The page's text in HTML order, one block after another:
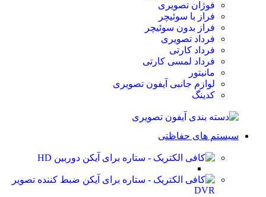
فوژان تصویری
فراز با سوئیچر
فراز بدون سوئیچر
فرداد تصویری
فرداد کارتی
فرداد لمسی کارتی
مانیتور
لوازم جانبی آیفون تصویری
کدینگ
سیستم های حفاظتی
دوربین HD
ضبط کننده تصویر
DVR